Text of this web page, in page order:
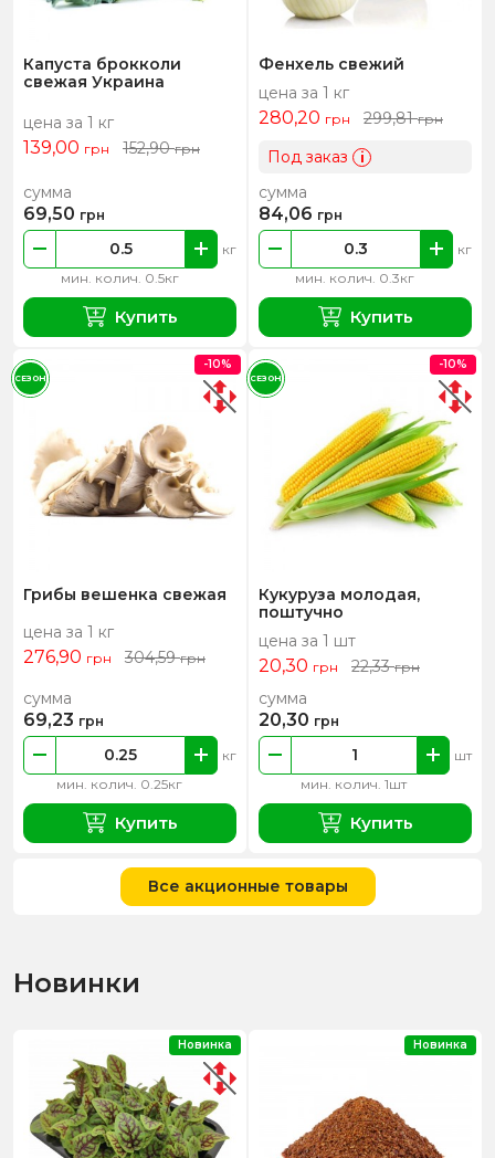
Капуста брокколи
свежая Украина
цена за 1 кг
139,00 грн 152,90грн
мин. колич. 0.5кг
кг
сумма
69,50 грн
Купить
Фенхель свежий
цена за 1 кг
280,20 грн 299,81грн
Под заказ i
мин. колич. 0.3кг
кг
сумма
84,06 грн
Купить
Грибы вешенка свежая
цена за 1 кг
276,90 грн 304,59грн
мин. колич. 0.25кг
кг
сумма
69,23 грн
Купить
-10%
СЕЗОН
Кукуруза молодая,
поштучно
цена за 1 шт
20,30 грн 22,33грн
мин. колич. 1шт
шт
сумма
20,30 грн
Купить
-10%
СЕЗОН
Все акционные товары
Новинки
Новинка Новинка